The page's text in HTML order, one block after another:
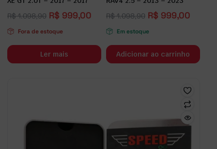
R$1.098,90 R$ 999,00
Fora de estoque
Ler mais
R$1.098,90 R$ 999,00
Em estoque
Adicionar ao carrinho